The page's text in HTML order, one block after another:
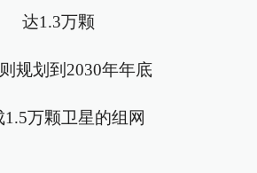
达1.3万颗
规划到2030年年底
1.5万颗卫星的组网